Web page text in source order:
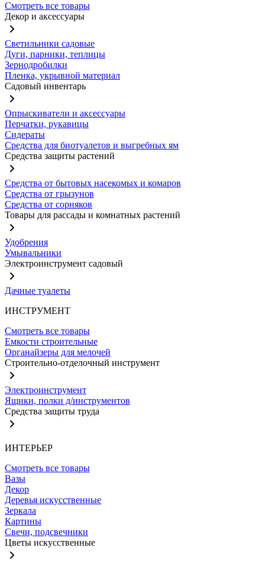
Смотреть все товары
Декор и аксессуары
Светильники садовые
Дуги, парники, теплицы
Зернодробилки
Пленка, укрывной материал
Садовый инвентарь
Опрыскиватели и аксессуары
Перчатки, рукавицы
Сидераты
Средства для биотуалетов и выгребных ям
Средства защиты растений
Средства от бытовых насекомых и комаров
Средства от грызунов
Средства от сорняков
Товары для рассады и комнатных растений
Удобрения
Умывальники
Электроинструмент садовый
Дачные туалеты
ИНСТРУМЕНТ
Смотреть все товары
Емкости строительные
Органайзеры для мелочей
Строительно-отделочный инструмент
Электроинструмент
Ящики, полки д/инструментов
Средства защиты труда
ИНТЕРЬЕР
Смотреть все товары
Вазы
Декор
Деревья искусственные
Зеркала
Картины
Свечи, подсвечники
Цветы искусственные